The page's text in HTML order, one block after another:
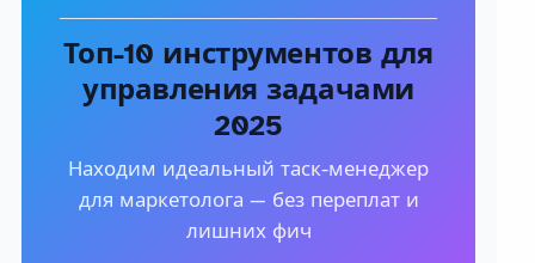
Топ-10 инструментов для
управления задачами
2025
Находим идеальный таск-менеджер
для маркетолога — без переплат и
лишних фич